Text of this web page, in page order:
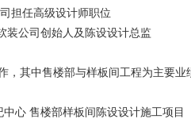
担任高级设计师职位
公司创始人及陈设设计总监
，其中售楼部与样板间工程为主要业
心 售楼部样板间陈设设计施工项目